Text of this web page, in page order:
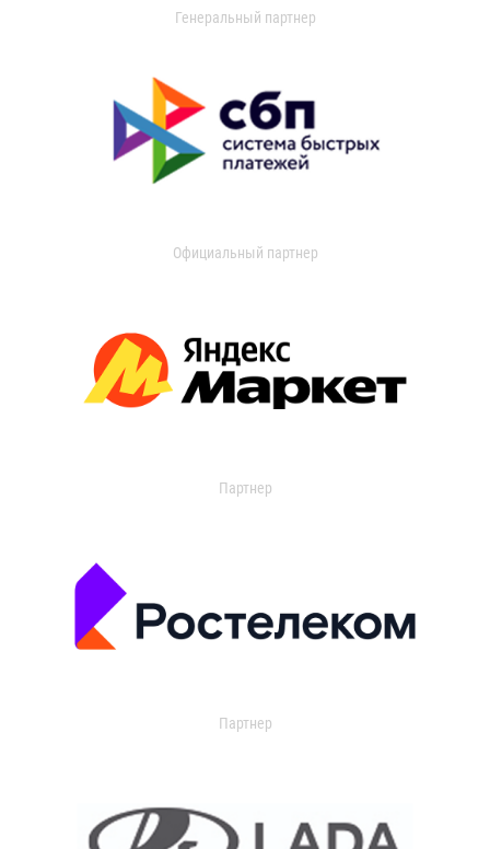
Генеральный партнер
Официальный партнер
Партнер
Партнер